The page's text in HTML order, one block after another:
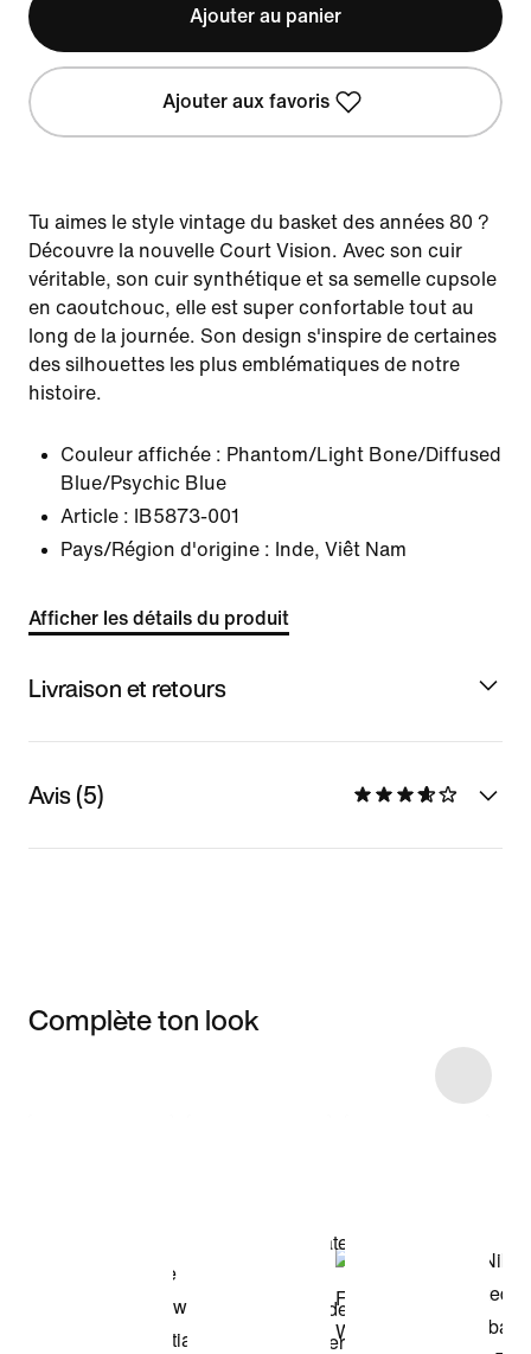
Ajouter au panier
Ajouter aux favoris
Tu aimes le style vintage du basket des années 80 ?
Découvre la nouvelle Court Vision. Avec son cuir
véritable, son cuir synthétique et sa semelle cupsole
en caoutchouc, elle est super confortable tout au
long de la journée. Son design s'inspire de certaines
des silhouettes les plus emblématiques de notre
histoire.
Couleur affichée : Phantom/Light Bone/Diffused
Blue/Psychic Blue
Article :
IB5873-001
Pays/Région d'origine : Inde, Viêt Nam
Afficher les détails du produit
Livraison et retours
Avis (5)
Complète ton look